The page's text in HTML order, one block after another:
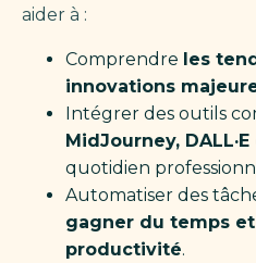
aider à :
Comprendre les
innovations
Intégrer des outils
MidJourney,
quotidien
Automatiser des
gagner du temps
productivité.